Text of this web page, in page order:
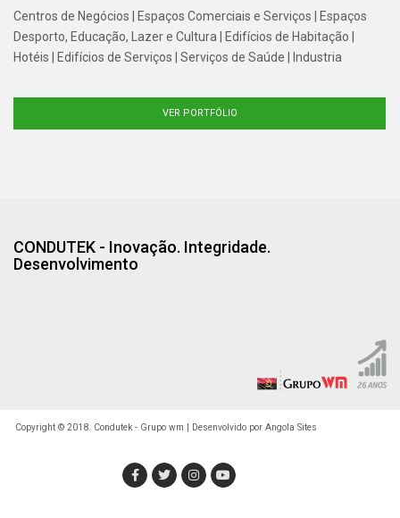
Centros de Negócios | Espaços Comerciais e Serviços | Espaços
Desporto, Educação, Lazer e Cultura | Edifícios de Habitação |
Hotéis | Edifícios de Serviços | Serviços de Saúde | Industria
VER PORTFÓLIO
CONDUTEK - Inovação. Integridade.
Desenvolvimento
Copyright © 2018. Condutek - Grupo wm | Desenvolvido por Angola Sites